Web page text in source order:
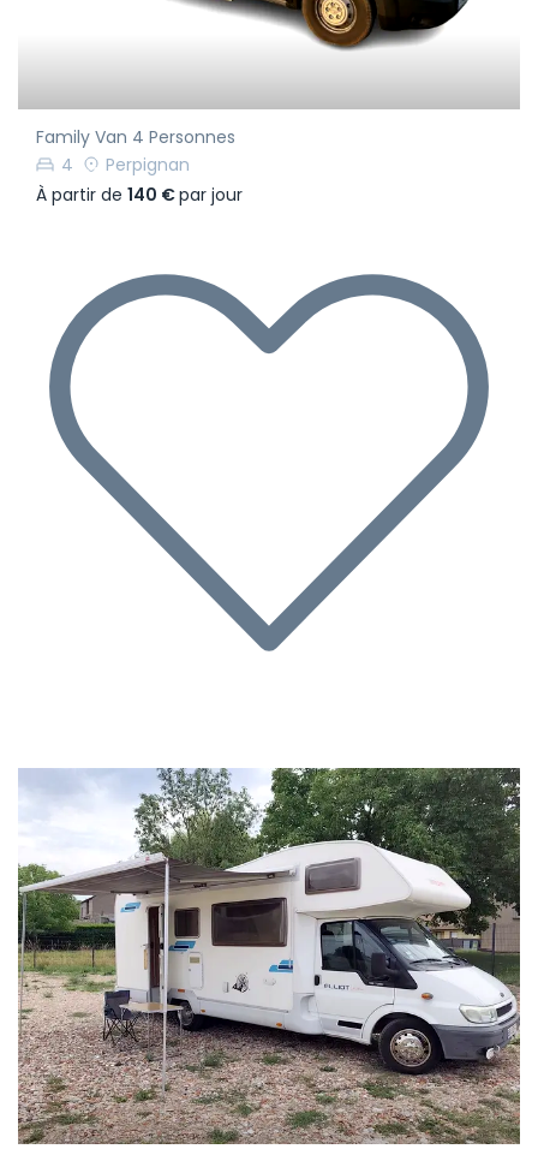
Family Van 4 Personnes
4
Perpignan
À partir de 140 €par jour